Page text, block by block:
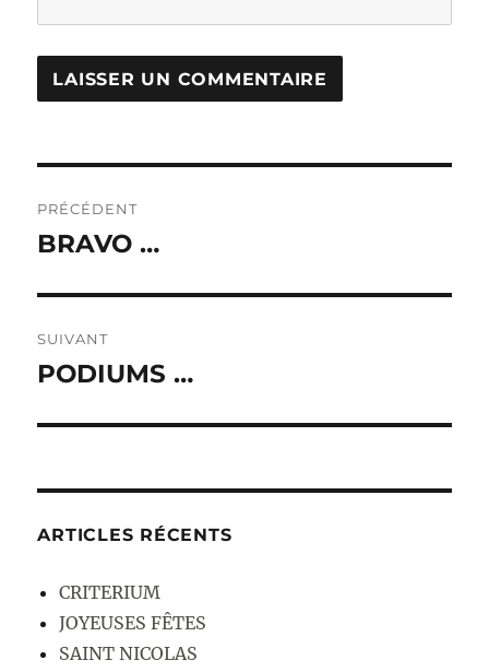
de
PRÉCÉDENT
Publication
BRAVO …
SUIVANT
Publication
PODIUMS …
ARTICLES RÉCENTS
CRITERIUM
JOYEUSES FÊTES
SAINT NICOLAS